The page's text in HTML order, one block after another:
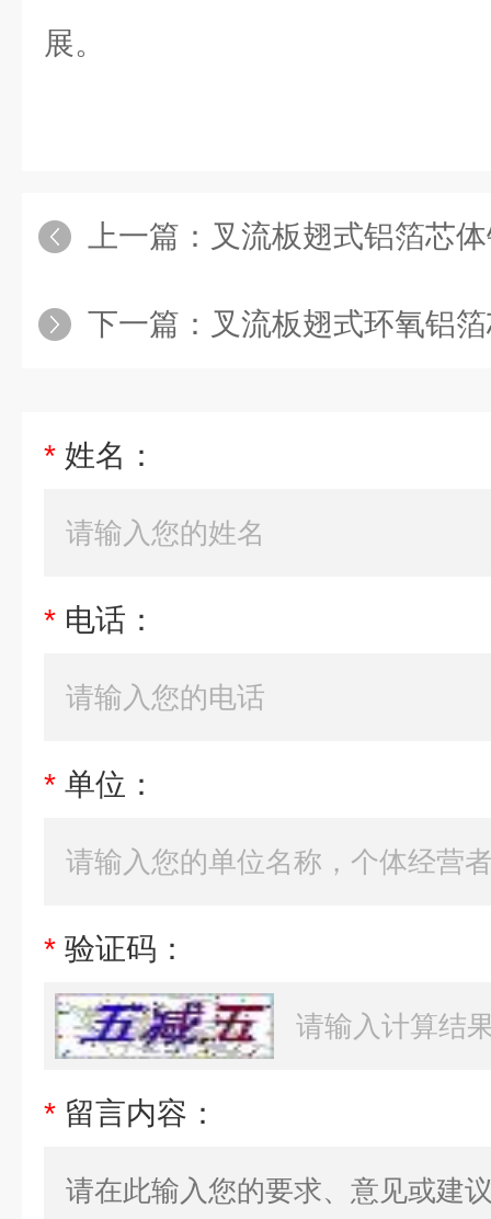
展。
上一篇： 叉流板翅式铝箔芯
下一篇： 叉流板翅式环氧铝
* 姓名：
* 电话：
* 单位：
* 验证码：
* 留言内容：